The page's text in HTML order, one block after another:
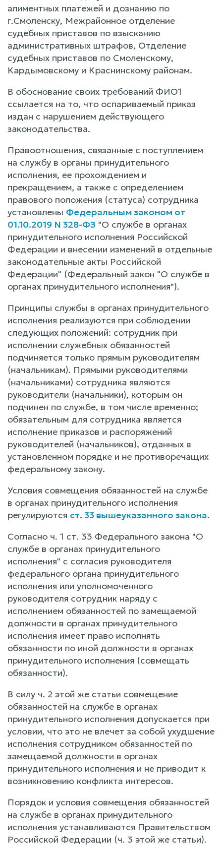
алиментных платежей и дознанию по
г.Смоленску, Межрайонное отделение
судебных приставов по взысканию
административных штрафов, Отделение
судебных приставов по Смоленскому,
Кардымовскому и Краснинскому районам.
В обоснование своих требований ФИО1
ссылается на то, что оспариваемый приказ
издан с нарушением действующего
законодательства.
Правоотношения, связанные с поступлением
на службу в органы принудительного
исполнения, ее прохождением и
прекращением, а также с определением
правового положения (статуса) сотрудника
установлены Федеральным законом от
01.10.2019 N 328-ФЗ "О службе в органах
принудительного исполнения Российской
Федерации и внесении изменений в отдельные
законодательные акты Российской
Федерации" (Федеральный закон "О службе в
органах принудительного исполнения").
Принципы службы в органах принудительного
исполнения реализуются при соблюдении
следующих положений: сотрудник при
исполнении служебных обязанностей
подчиняется только прямым руководителям
(начальникам). Прямыми руководителями
(начальниками) сотрудника являются
руководители (начальники), которым он
подчинен по службе, в том числе временно;
обязательным для сотрудника является
исполнение приказов и распоряжений
руководителей (начальников), отданных в
установленном порядке и не противоречащих
федеральному закону.
Условия совмещения обязанностей на службе
в органах принудительного исполнения
регулируются ст. 33 вышеуказанного закона.
Согласно ч. 1 ст. 33 Федерального закона "О
службе в органах принудительного
исполнения" с согласия руководителя
федерального органа принудительного
исполнения или уполномоченного
руководителя сотрудник наряду с
исполнением обязанностей по замещаемой
должности в органах принудительного
исполнения имеет право исполнять
обязанности по иной должности в органах
принудительного исполнения (совмещать
обязанности).
В силу ч. 2 этой же статьи совмещение
обязанностей на службе в органах
принудительного исполнения допускается при
условии, что это не влечет за собой ухудшение
исполнения сотрудником обязанностей по
замещаемой должности в органах
принудительного исполнения и не приводит к
возникновению конфликта интересов.
Порядок и условия совмещения обязанностей
на службе в органах принудительного
исполнения устанавливаются Правительством
Российской Федерации (ч. 3 этой же статьи).